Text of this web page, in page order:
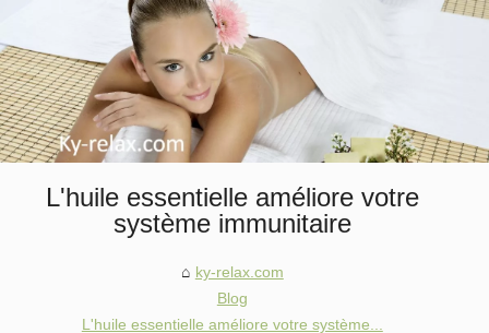
L'huile essentielle améliore votre
système immunitaire
ky-relax.com
Blog
L'huile essentielle améliore votre système...